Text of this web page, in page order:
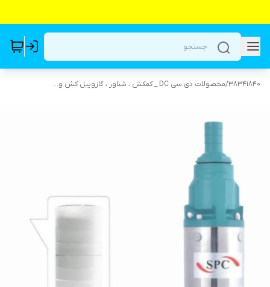
38341840
/محصولات دی سی DC _ کفکش ، شناور ، گازوییل کش و...